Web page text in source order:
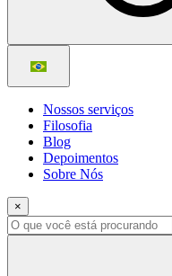
Nossos serviços
Filosofia
Blog
Depoimentos
Sobre Nós
×